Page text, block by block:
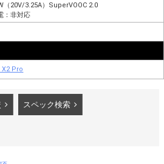
（20V/3.25A）SuperVOOC 2.0
：非対応
X2 Pro
スペック検索